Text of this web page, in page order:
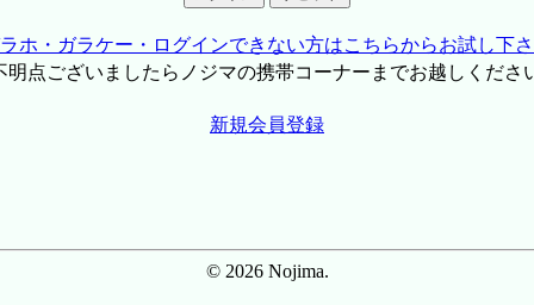
ホ・ガラケー・ログインできない方はこちらからお試し下
点ございましたらノジマの携帯コーナーまでお越しくださ
新規会員登録
© 2026 Nojima.